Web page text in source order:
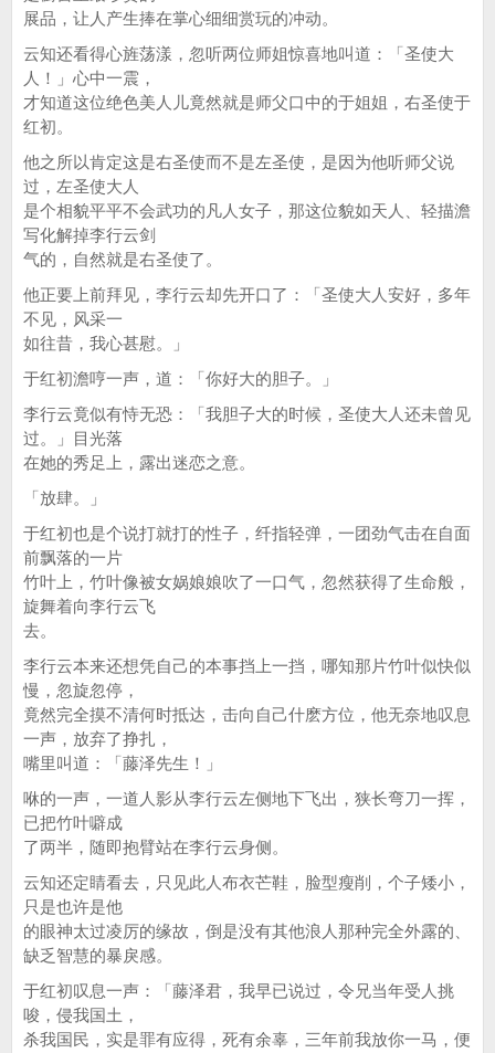
展品，让人产生捧在掌心细细赏玩的冲动。
云知还看得心旌荡漾，忽听两位师姐惊喜地叫道：「圣使大
人！」心中一震，
才知道这位绝色美人儿竟然就是师父口中的于姐姐，右圣使于
红初。
他之所以肯定这是右圣使而不是左圣使，是因为他听师父说
过，左圣使大人
是个相貌平平不会武功的凡人女子，那这位貌如天人、轻描澹
写化解掉李行云剑
气的，自然就是右圣使了。
他正要上前拜见，李行云却先开口了：「圣使大人安好，多年
不见，风采一
如往昔，我心甚慰。」
于红初澹哼一声，道：「你好大的胆子。」
李行云竟似有恃无恐：「我胆子大的时候，圣使大人还未曾见
过。」目光落
在她的秀足上，露出迷恋之意。
「放肆。」
于红初也是个说打就打的性子，纤指轻弹，一团劲气击在自面
前飘落的一片
竹叶上，竹叶像被女娲娘娘吹了一口气，忽然获得了生命般，
旋舞着向李行云飞
去。
李行云本来还想凭自己的本事挡上一挡，哪知那片竹叶似快似
慢，忽旋忽停，
竟然完全摸不清何时抵达，击向自己什麽方位，他无奈地叹息
一声，放弃了挣扎，
嘴里叫道：「藤泽先生！」
咻的一声，一道人影从李行云左侧地下飞出，狭长弯刀一挥，
已把竹叶噼成
了两半，随即抱臂站在李行云身侧。
云知还定睛看去，只见此人布衣芒鞋，脸型瘦削，个子矮小，
只是也许是他
的眼神太过凌厉的缘故，倒是没有其他浪人那种完全外露的、
缺乏智慧的暴戾感。
于红初叹息一声：「藤泽君，我早已说过，令兄当年受人挑
唆，侵我国土，
杀我国民，实是罪有应得，死有余辜，三年前我放你一马，便